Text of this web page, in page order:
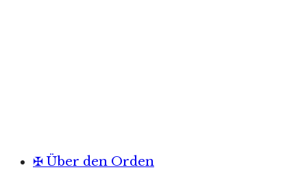
✠ Über den Orden